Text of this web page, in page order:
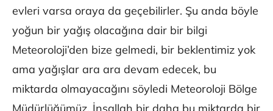
evleri varsa oraya da geçebilirler. Şu anda böyle
yoğun bir yağış olacağına dair bir bilgi
Meteoroloji’den bize gelmedi, bir beklentimiz yok
ama yağışlar ara ara devam edecek, bu
miktarda olmayacağını söyledi Meteoroloji Bölge